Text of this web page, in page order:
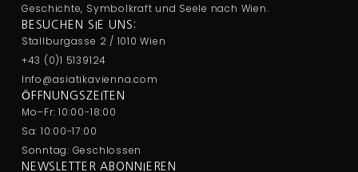
Geschichte, Symbolkraft und Seele nach Wien.
BESUCHEN SIE UNS:
Stallburgasse 2 / 1010 Wien
+43 (0)1 5139124
Info@asiatikavienna.com
ÖFFNUNGSZEITEN
Mo–Fr: 10:00-18:00
Sa: 10:00-17:00
Sonntag: Geschlossen
NEWSLETTER ABONNIEREN